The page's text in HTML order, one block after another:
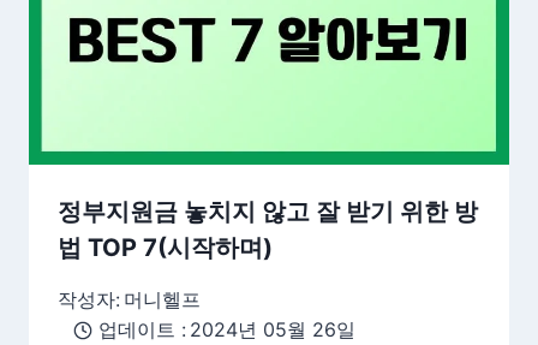
정부지원금 놓치지 않고 잘 받기 위한 방
법 TOP 7(시작하며)
작성자: 머니헬프
업데이트 : 2024년 05월 26일